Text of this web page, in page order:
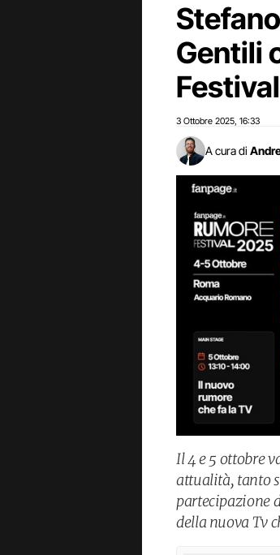
Gentili
3 Ottobre 2025 16:33
A cura di
Il 4 e 5 ottobre
attualità, tanto
partecipazione
della nuova Tv